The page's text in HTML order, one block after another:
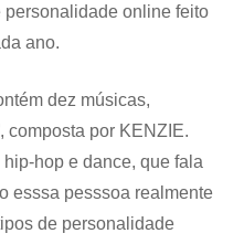
personalidade online feito
ano.
dez músicas,
composta por KENZIE.
hop e dance, que fala
esssa pesssoa realmente
de personalidade